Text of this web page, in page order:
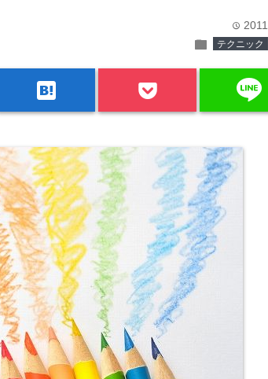
time
folder テクニック
hatenabookmark line